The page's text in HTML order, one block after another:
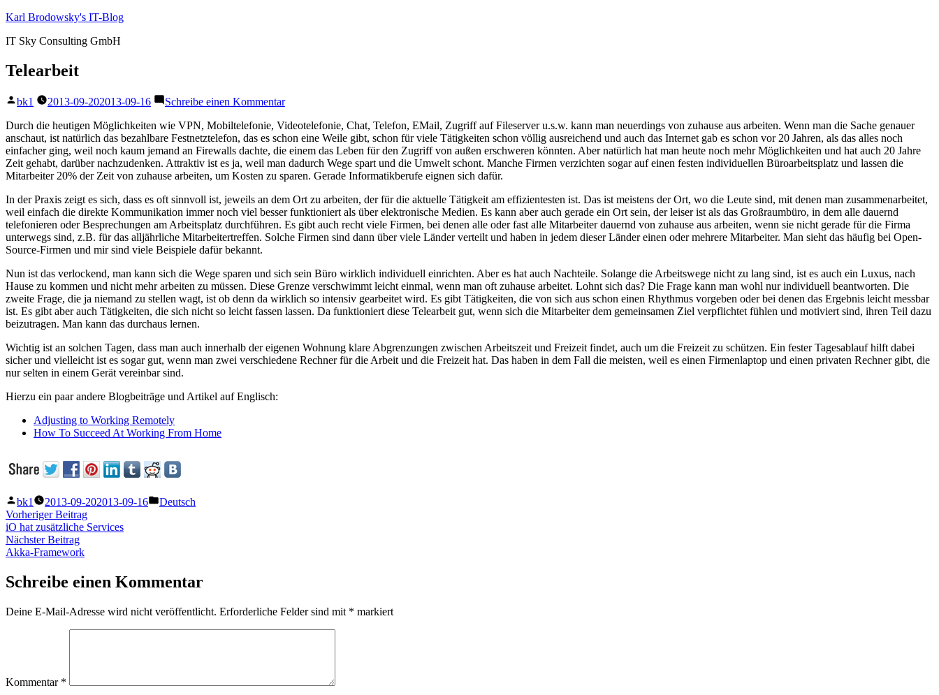
Zum
springen
Karl Brodowsky's IT-Blog
IT Sky Consulting GmbH
Telearbeit
Veröffentlicht
bk1 2013-09-202013-09-16 Schreibe einen Kommentarzu
Durch die heutigen Möglichkeiten wie VPN, Mobiltelefonie, Videotelefonie, Chat, Telefon, EMail, Zugriff auf Fileserver u.s.w. kann man neuerdings von zuhause aus arbeiten. Wenn man die Sache genauer
anschaut, ist natürlich das bezahlbare Festnetztelefon, das es schon eine Weile gibt, schon für viele Tätigkeiten schon völlig ausreichend und auch das Internet gab es schon vor 20 Jahren, als das alles noch
einfacher ging, weil noch kaum jemand an Firewalls dachte, die einem das Leben für den Zugriff von außen erschweren könnten. Aber natürlich hat man heute noch mehr Möglichkeiten und hat auch 20 Jahre
Zeit gehabt, darüber nachzudenken. Attraktiv ist es ja, weil man dadurch Wege spart und die Umwelt schont. Manche Firmen verzichten sogar auf einen festen individuellen Büroarbeitsplatz und lassen die
Mitarbeiter 20% der Zeit von zuhause arbeiten, um Kosten zu sparen. Gerade Informatikberufe eignen sich dafür.
In der Praxis zeigt es sich, dass es oft sinnvoll ist, jeweils an dem Ort zu arbeiten, der für die aktuelle Tätigkeit am effizientesten ist. Das ist meistens der Ort, wo die Leute sind, mit denen man zusammenarbeitet,
weil einfach die direkte Kommunikation immer noch viel besser funktioniert als über elektronische Medien. Es kann aber auch gerade ein Ort sein, der leiser ist als das Großraumbüro, in dem alle dauernd
telefonieren oder Besprechungen am Arbeitsplatz durchführen. Es gibt auch recht viele Firmen, bei denen alle oder fast alle Mitarbeiter dauernd von zuhause aus arbeiten, wenn sie nicht gerade für die Firma
unterwegs sind, z.B. für das alljährliche Mitarbeitertreffen. Solche Firmen sind dann über viele Länder verteilt und haben in jedem dieser Länder einen oder mehrere Mitarbeiter. Man sieht das häufig bei Open-
Source-Firmen und mir sind viele Beispiele dafür bekannt.
Nun ist das verlockend, man kann sich die Wege sparen und sich sein Büro wirklich individuell einrichten. Aber es hat auch Nachteile. Solange die Arbeitswege nicht zu lang sind, ist es auch ein Luxus, nach
Hause zu kommen und nicht mehr arbeiten zu müssen. Diese Grenze verschwimmt leicht einmal, wenn man oft zuhause arbeitet. Lohnt sich das? Die Frage kann man wohl nur individuell beantworten. Die
zweite Frage, die ja niemand zu stellen wagt, ist ob denn da wirklich so intensiv gearbeitet wird. Es gibt Tätigkeiten, die von sich aus schon einen Rhythmus vorgeben oder bei denen das Ergebnis leicht messbar
ist. Es gibt aber auch Tätigkeiten, die sich nicht so leicht fassen lassen. Da funktioniert diese Telearbeit gut, wenn sich die Mitarbeiter dem gemeinsamen Ziel verpflichtet fühlen und motiviert sind, ihren Teil dazu
beizutragen. Man kann das durchaus lernen.
Wichtig ist an solchen Tagen, dass man auch innerhalb der eigenen Wohnung klare Abgrenzungen zwischen Arbeitszeit und Freizeit findet, auch um die Freizeit zu schützen. Ein fester Tagesablauf hilft dabei
sicher und vielleicht ist es sogar gut, wenn man zwei verschiedene Rechner für die Arbeit und die Freizeit hat. Das haben in dem Fall die meisten, weil es einen Firmenlaptop und einen privaten Rechner gibt, die
nur selten in einem Gerät vereinbar sind.
Hierzu ein paar andere Blogbeiträge und Artikel auf Englisch:
Adjusting to Working Remotely
How To Succeed At Working From Home
Veröffentlicht
von
bk1 2013-09-202013-09-16
Veröffentlicht
Deutsch
Beitragsnavigation
Vorheriger BeitragVorheriger
Beitrag:
iO hat zusätzliche Services
Nächster BeitragNächster
Beitrag:
Akka-Framework
Schreibe einen Kommentar
Deine E-Mail-Adresse wird nicht veröffentlicht. Erforderliche Felder sind mit * markiert
Kommentar *